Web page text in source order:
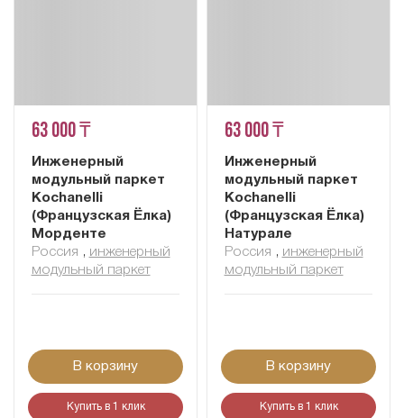
63 000 ₸
Инженерный
модульный паркет
Kochanelli
(Французская Ёлка)
Морденте
Россия , инженерный
модульный паркет
В корзину
Купить в 1 клик
63 000 ₸
Инженерный
модульный паркет
Kochanelli
(Французская Ёлка)
Натурале
Россия , инженерный
модульный паркет
В корзину
Купить в 1 клик